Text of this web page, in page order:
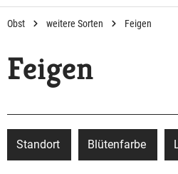
Obst weitere Sorten Feigen
Feigen
Standort Blütenfarbe